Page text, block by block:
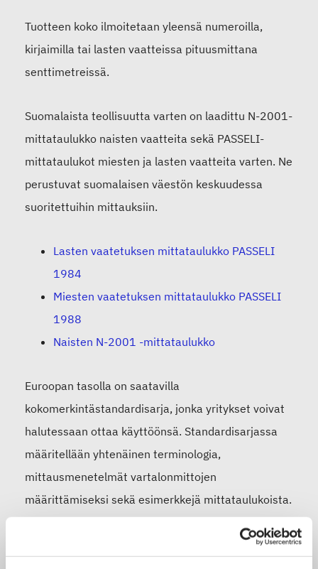
Tuotteen koko ilmoitetaan yleensä numeroilla,
kirjaimilla tai lasten vaatteissa pituusmittana
senttimetreissä.
Suomalaista teollisuutta varten on laadittu N-2001-
mittataulukko naisten vaatteita sekä PASSELI-
mittataulukot miesten ja lasten vaatteita varten. Ne
perustuvat suomalaisen väestön keskuudessa
suoritettuihin mittauksiin.
Lasten vaatetuksen mittataulukko PASSELI
1984
Miesten vaatetuksen mittataulukko PASSELI
1988
Naisten N-2001 -mittataulukko
Euroopan tasolla on saatavilla
kokomerkintästandardisarja, jonka yritykset voivat
halutessaan ottaa käyttöönsä. Standardisarjassa
määritellään yhtenäinen terminologia,
mittausmenetelmät vartalonmittojen
määrittämiseksi sekä esimerkkejä mittataulukoista.